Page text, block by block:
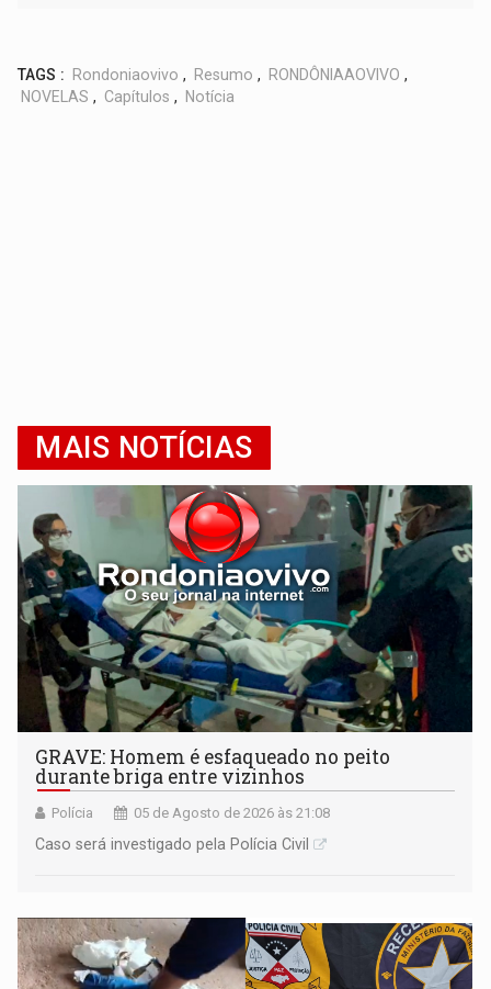
TAGS : Rondoniaovivo , Resumo , RONDÔNIAAOVIVO ,
NOVELAS , Capítulos , Notícia
MAIS NOTÍCIAS
GRAVE: Homem é esfaqueado no peito
durante briga entre vizinhos
Polícia 05 de Agosto de 2026 às 21:08
Caso será investigado pela Polícia Civil